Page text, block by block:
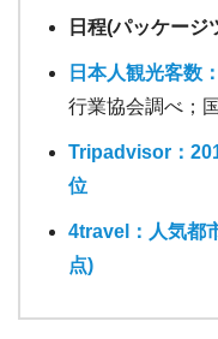
日程(パッケージ
日本人観光客数
行業協会調べ；
Tripadvisor：
位
4travel：人気都
点)